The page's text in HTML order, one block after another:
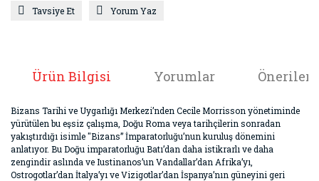
Tavsiye Et Yorum Yaz
Ürün Bilgisi Yorumlar
Bizans Tarihi ve Uygarlığı Merkezi’nden Cecile Morrisson yönetiminde
yürütülen bu eşsiz çalışma, Doğu Roma veya tarihçilerin sonradan
yakıştırdığı isimle "Bizans” İmparatorluğu’nun kuruluş dönemini
anlatıyor. Bu Doğu imparatorluğu Batı’dan daha istikrarlı ve daha
zengindir aslında ve Iustinanos’un Vandallar’dan Afrika’yı,
Ostrogotlar’dan İtalya’yı ve Vizigotlar’dan İspanya’nın güneyini geri